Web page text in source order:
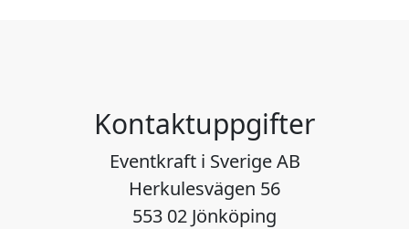
Kontaktuppgifter
Eventkraft i Sverige AB
Herkulesvägen 56
553 02 Jönköping